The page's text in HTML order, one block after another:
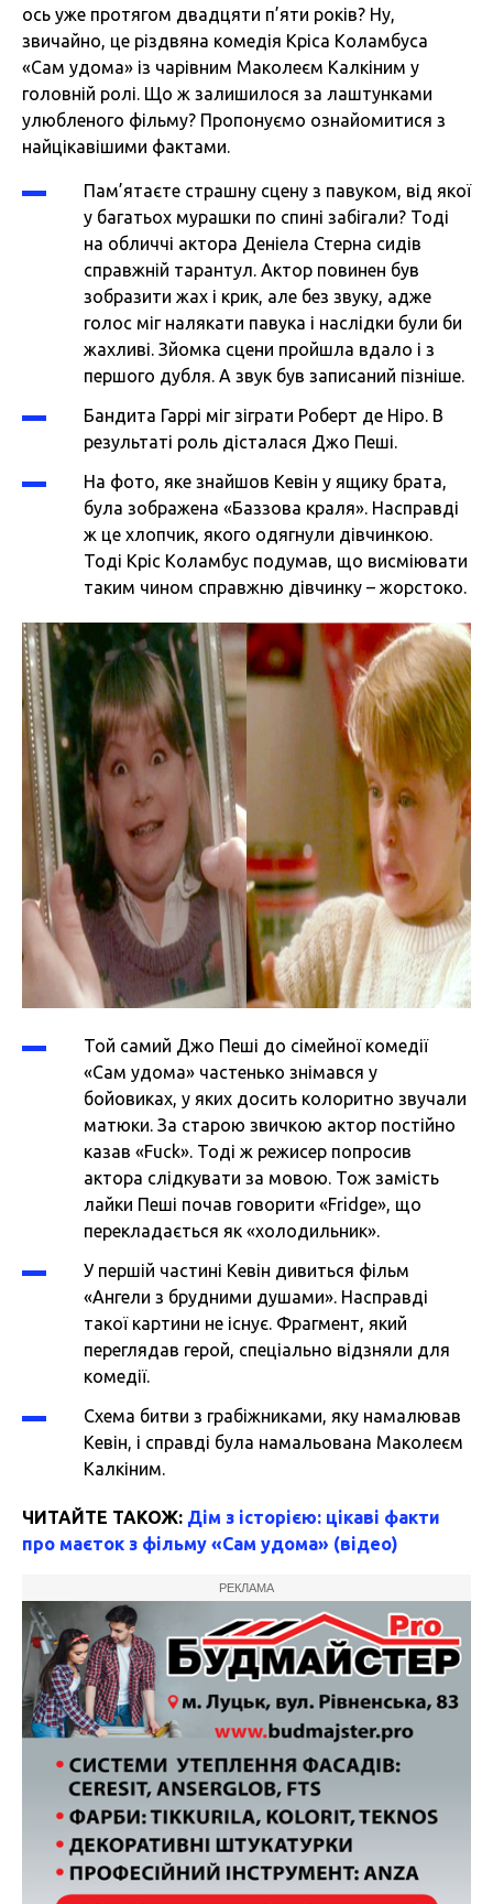
ось уже протягом двадцяти п’яти років? Ну,
звичайно, це різдвяна комедія Кріса Коламбуса
«Сам удома» із чарівним Маколеєм Калкіним у
головній ролі. Що ж залишилося за лаштунками
улюбленого фільму? Пропонуємо ознайомитися з
найцікавішими фактами.
Пам’ятаєте страшну сцену з павуком, від якої
у багатьох мурашки по спині забігали? Тоді
на обличчі актора Деніела Стерна сидів
справжній тарантул. Актор повинен був
зобразити жах і крик, але без звуку, адже
голос міг налякати павука і наслідки були би
жахливі. Зйомка сцени пройшла вдало і з
першого дубля. А звук був записаний пізніше.
Бандита Гаррі міг зіграти Роберт де Ніро. В
результаті роль дісталася Джо Пеші.
На фото, яке знайшов Кевін у ящику брата,
була зображена «Баззова краля». Насправді
ж це хлопчик, якого одягнули дівчинкою.
Тоді Кріс Коламбус подумав, що висміювати
таким чином справжню дівчинку – жорстоко.
Той самий Джо Пеші до сімейної комедії
«Сам удома» частенько знімався у
бойовиках, у яких досить колоритно звучали
матюки. За старою звичкою актор постійно
казав «Fuck». Тоді ж режисер попросив
актора слідкувати за мовою. Тож замість
лайки Пеші почав говорити «Fridge», що
перекладається як «холодильник».
У першій частині Кевін дивиться фільм
«Ангели з брудними душами». Насправді
такої картини не існує. Фрагмент, який
переглядав герой, спеціально відзняли для
комедії.
Схема битви з грабіжниками, яку намалював
Кевін, і справді була намальована Маколеєм
Калкіним.
ЧИТАЙТЕ ТАКОЖ: Дім з історією: цікаві факти
про маєток з фільму «Сам удома» (відео)
РЕКЛАМА